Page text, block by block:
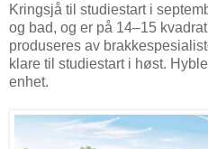
Kringsjå til studiestart i
og bad, og er på 14–15
produseres av
klare til studiestart i høst.
enhet.